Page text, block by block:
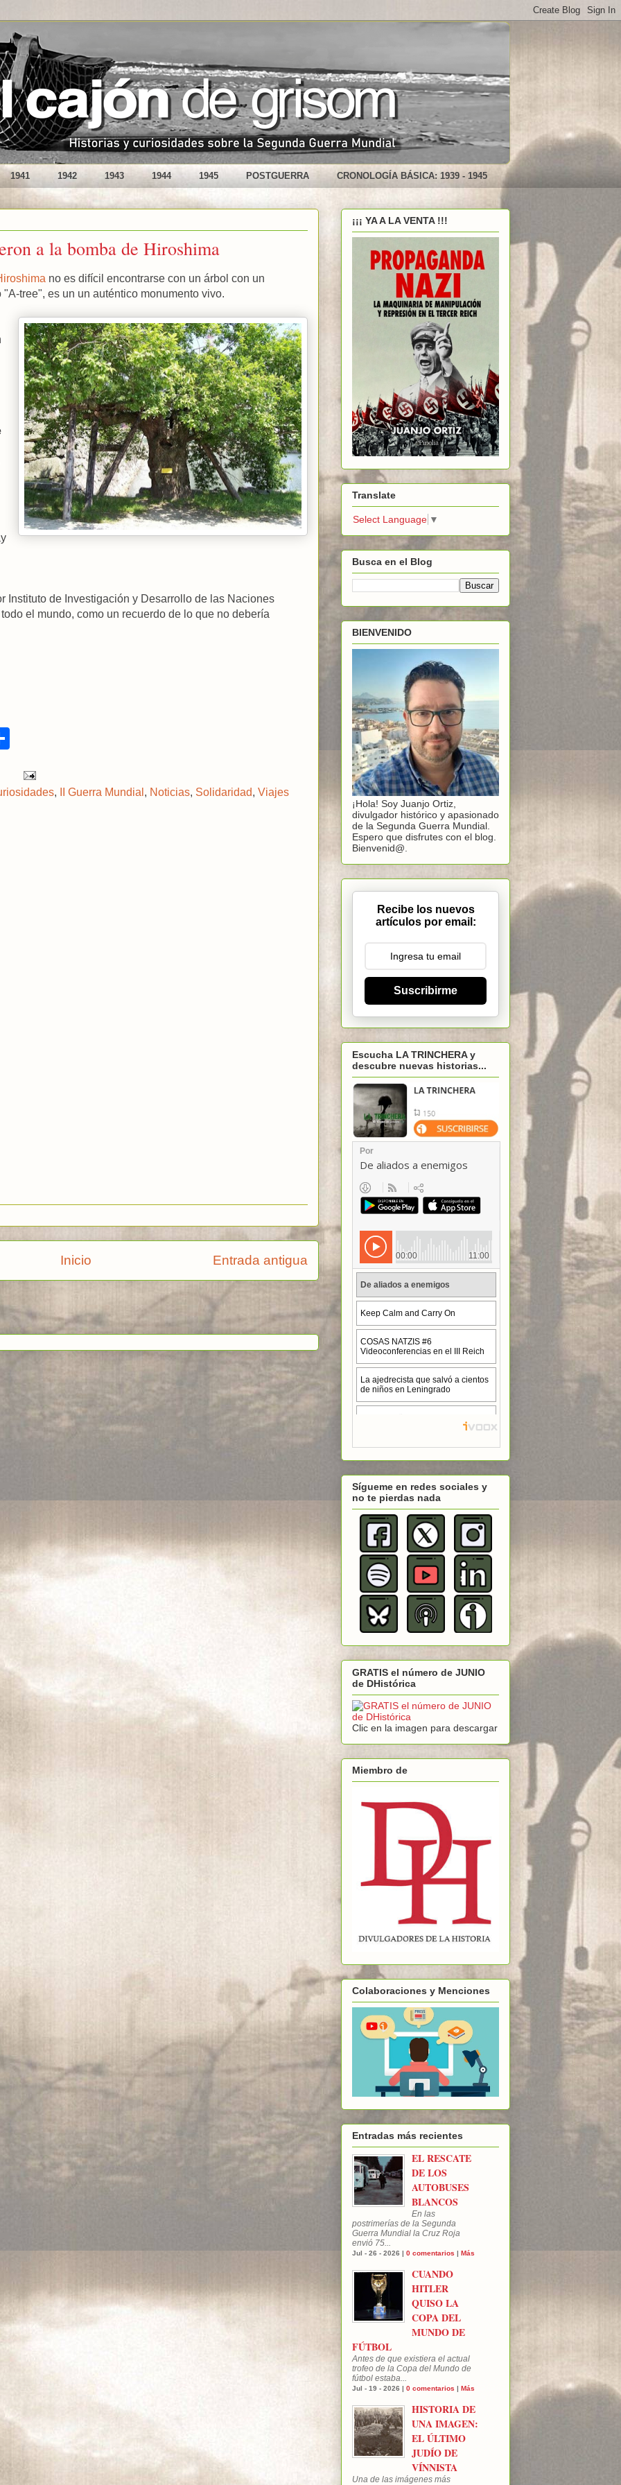
1941 1942 1943 1944 1945 POSTGUERRA CRONOLOGÍA BÁSICA: 1939 - 1945
a la bomba de Hiroshima
no es difícil encontrarse con un árbol con un
tree", es un un auténtico monumento vivo.
Instituto de Investigación y Desarrollo de las Naciones
el mundo, como un recuerdo de lo que no debería
, II Guerra Mundial , Noticias, Solidaridad, Viajes
Entrada antigua
Inicio
a:Enviar comentarios (Atom)
¡¡¡ YA A LA VENTA !!!
Translate
Select Language ▼
Busca en el Blog
BIENVENIDO
¡Hola! Soy Juanjo Ortiz,
divulgador histórico y apasionado
de la Segunda Guerra Mundial.
Espero que disfrutes con el blog.
Bienvenid@.
Recibe los nuevos
artículos por email:
Suscribirme
Escucha LA TRINCHERA y
descubre nuevas historias...
Sígueme en redes sociales y
no te pierdas nada
GRATIS el número de JUNIO
de DHistórica
Clic en la imagen para descargar
Miembro de
Colaboraciones y Menciones
Entradas más recientes
EL RESCATE
DE LOS
AUTOBUSES
BLANCOS
En las
postrimerías de la Segunda
Guerra Mundial la Cruz Roja
envió 75...
Jul - 26 - 2026 | 0 comentarios | Más
CUANDO
HITLER
QUISO LA
COPA DEL
MUNDO DE
FÚTBOL
Antes de que existiera el actual
trofeo de la Copa del Mundo de
fútbol estaba...
Jul - 19 - 2026 | 0 comentarios | Más
HISTORIA DE
UNA IMAGEN:
EL ÚLTIMO
JUDÍO DE
VÍNNISTA
Una de las imágenes más